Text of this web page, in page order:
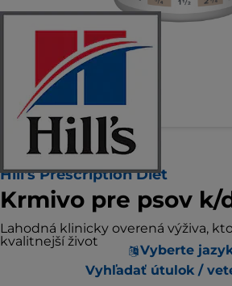
Vyberte
Hill's Prescription Diet
Krmivo pre psov k/
Lahodná klinicky overená výživa,
kvalitnejší život
Vyhľadať útulok /